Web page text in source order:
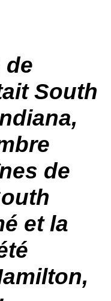
de
South
de
et la